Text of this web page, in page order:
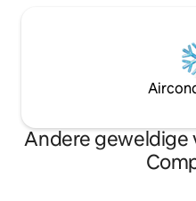
Andere geweldige